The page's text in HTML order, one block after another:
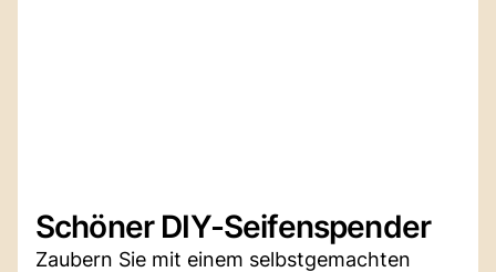
Schöner DIY-Seifenspender
Zaubern Sie mit einem selbstgemachten